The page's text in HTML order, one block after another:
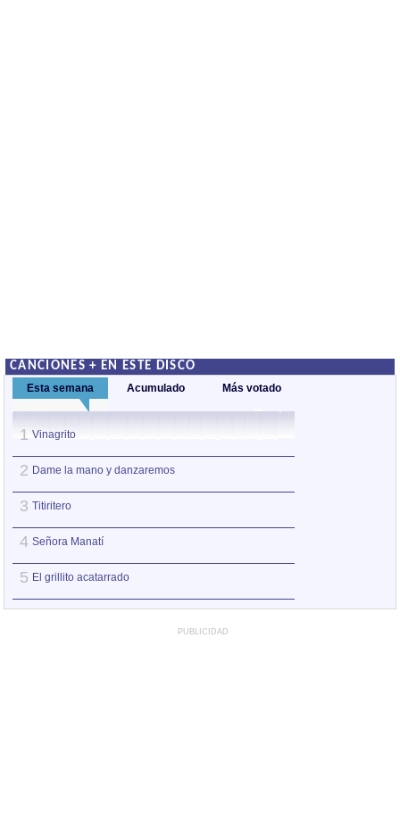
CANCIONES + EN ESTE DISCO
Esta semana Acumulado Más votado
1 Vinagrito
2 Dame la mano y danzaremos
3 Titiritero
4 Señora Manatí
5 El grillito acatarrado
PUBLICIDAD